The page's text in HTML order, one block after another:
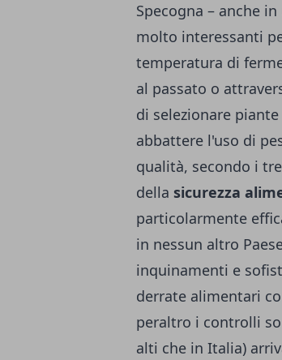
Specogna – anche
molto interessanti
temperatura di
al passato o
di selezionare
abbattere l'uso di
qualità, secondo i
della sicurezza
particolarmente
in nessun altro
inquinamenti e
derrate alimentari
peraltro i controlli
alti che in Italia)